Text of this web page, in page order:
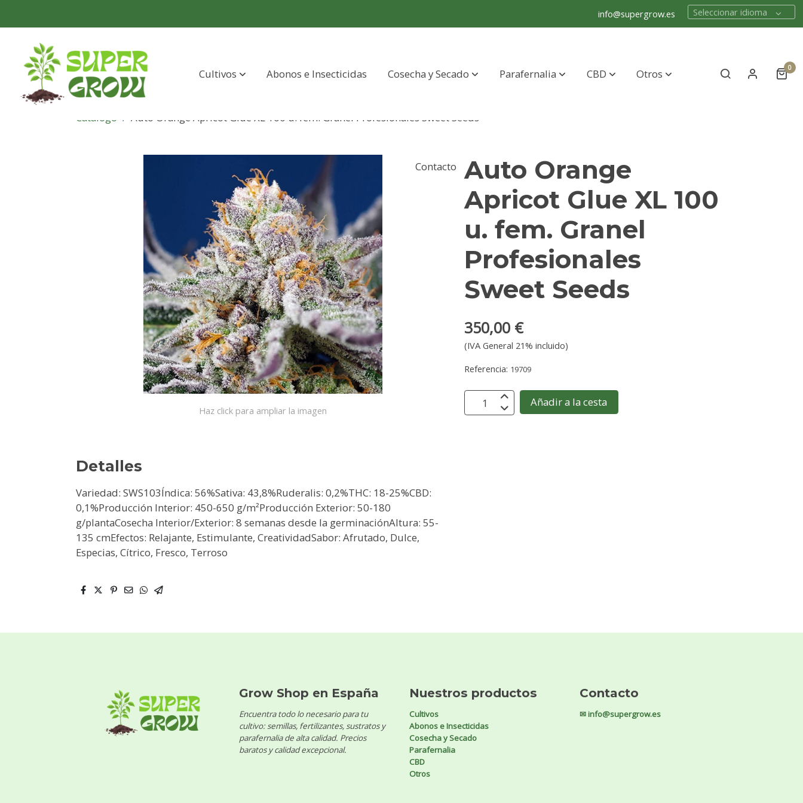
info@supergrow.es Seleccionar idioma
Cultivos Abonos e Insecticidas Cosecha y Secado Parafernalia CBD Otros
Contacto
0
Catálogo Auto Orange Apricot Glue XL 100 u. fem. Granel Profesionales Sweet Seeds
Haz click para ampliar la imagen
Detalles
Variedad: SWS103Índica: 56%Sativa: 43,8%Ruderalis: 0,2%THC: 18-25%CBD:
0,1%Producción Interior: 450-650 g/m²Producción Exterior: 50-180
g/plantaCosecha Interior/Exterior: 8 semanas desde la germinaciónAltura: 55-
135 cmEfectos: Relajante, Estimulante, CreatividadSabor: Afrutado, Dulce,
Especias, Cítrico, Fresco, Terroso
Auto Orange
Apricot Glue XL 100
u. fem. Granel
Profesionales
Sweet Seeds
350,00 €
(IVA General 21% incluido)
Referencia: 19709
Añadir a la cesta
Grow Shop en España
Encuentra todo lo necesario para tu
cultivo: semillas, fertilizantes, sustratos y
parafernalia de alta calidad. Precios
baratos y calidad excepcional.
Nuestros productos
Cultivos
Abonos e Insecticidas
Cosecha y Secado
Parafernalia
CBD
Otros
Contacto
✉ info@supergrow.es